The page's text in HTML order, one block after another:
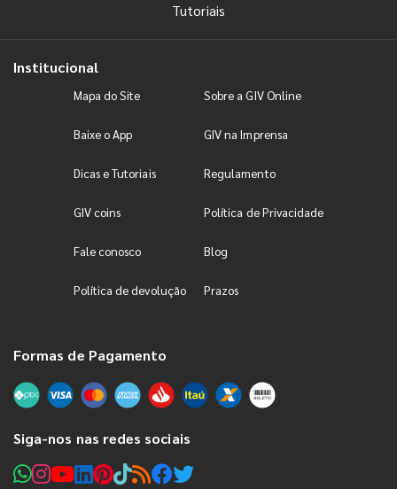
Tutoriais
Institucional
Mapa do Site Sobre a GIV Online
Baixe o App GIV na Imprensa
Dicas e Tutoriais Regulamento
GIV coins Política de Privacidade
Fale conosco Blog
Política de devolução Prazos
Formas de Pagamento
Siga-nos nas redes sociais